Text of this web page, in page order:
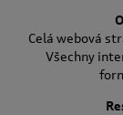
Celá webová
Všechny